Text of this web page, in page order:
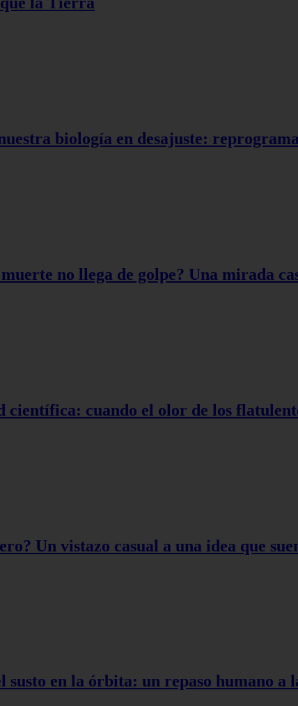
biología en desajuste:
no llega de golpe? Una mirada
científica: cuando el olor de los
Un vistazo casual a una idea que
en la órbita: un repaso humano a